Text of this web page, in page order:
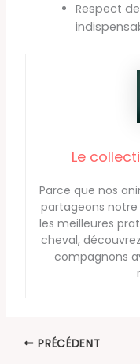
Respect
Le
Parce que nos
partageons notre
les meilleures
cheval,
compagnons
PRÉCÉDENT